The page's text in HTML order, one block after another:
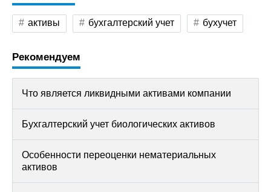
активы бухгалтерский учет бухучет
Рекомендуем
Что является ликвидными активами компании
Бухгалтерский учет биологических активов
Особенности переоценки нематериальных
активов